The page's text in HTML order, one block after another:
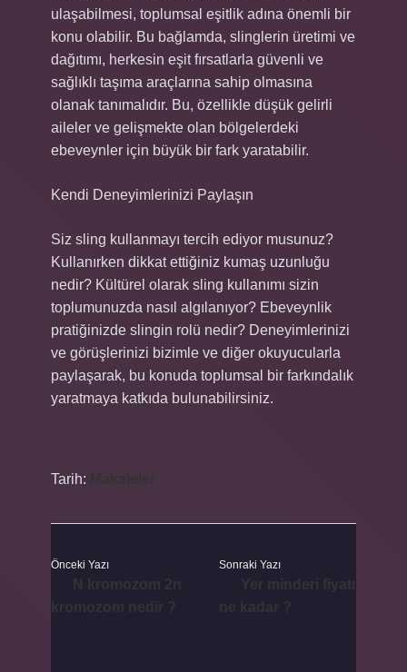
ulaşabilmesi, toplumsal eşitlik adına önemli bir
konu olabilir. Bu bağlamda, slinglerin üretimi ve
dağıtımı, herkesin eşit fırsatlarla güvenli ve
sağlıklı taşıma araçlarına sahip olmasına
olanak tanımalıdır. Bu, özellikle düşük gelirli
aileler ve gelişmekte olan bölgelerdeki
ebeveynler için büyük bir fark yaratabilir.
Kendi Deneyimlerinizi Paylaşın
Siz sling kullanmayı tercih ediyor musunuz?
Kullanırken dikkat ettiğiniz kumaş uzunluğu
nedir? Kültürel olarak sling kullanımı sizin
toplumunuzda nasıl algılanıyor? Ebeveynlik
pratiğinizde slingin rolü nedir? Deneyimlerinizi
ve görüşlerinizi bizimle ve diğer okuyucularla
paylaşarak, bu konuda toplumsal bir farkındalık
yaratmaya katkıda bulunabilirsiniz.
Tarih:
Önceki Yazı Sonraki Yazı